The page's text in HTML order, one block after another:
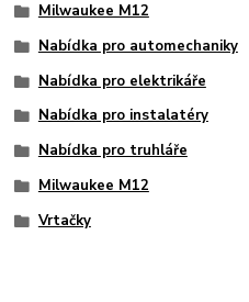
Milwaukee M12
Nabídka pro automechaniky
Nabídka pro elektrikáře
Nabídka pro instalatéry
Nabídka pro truhláře
Milwaukee M12
Vrtačky